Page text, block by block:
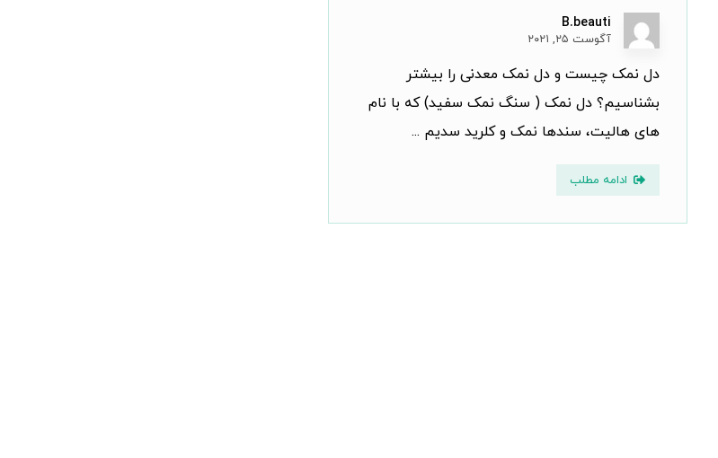
B.beauti
آگوست ۲۵, ۲۰۲۱
دل نمک چیست و دل نمک معدنی را بیشتر
بشناسیم؟ دل نمک ( سنگ نمک سفید) که با نام
های هالیت، سندها نمک و کلرید سدیم ...
ادامه مطلب